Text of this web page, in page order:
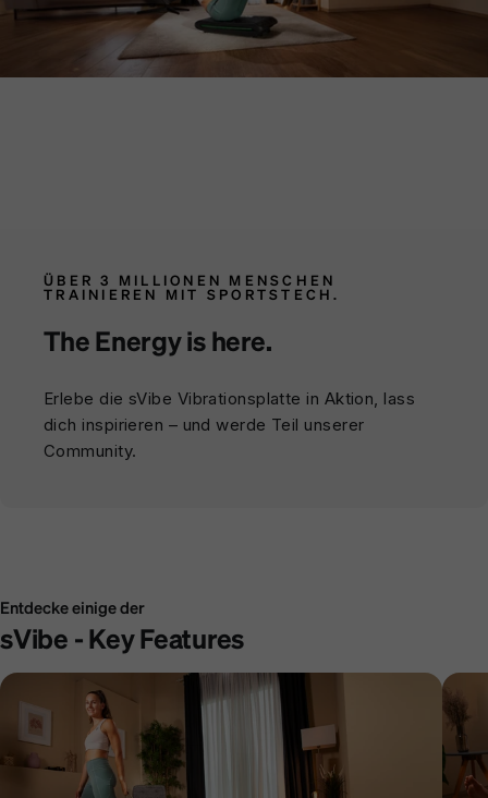
ÜBER 3 MILLIONEN MENSCHEN
TRAINIEREN MIT SPORTSTECH.
The Energy is here.
Erlebe die sVibe Vibrationsplatte in Aktion, lass
dich inspirieren – und werde Teil unserer
Community.
Entdecke einige der
sVibe - Key Features